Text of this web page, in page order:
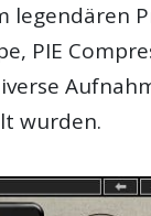
legendären
, PIE
wurden.